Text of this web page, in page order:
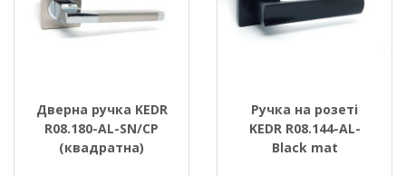
Дверна ручка KEDR
R08.180-AL-SN/CP
(квадратна)
Ручка на розеті
KEDR R08.144-AL-
Black mat